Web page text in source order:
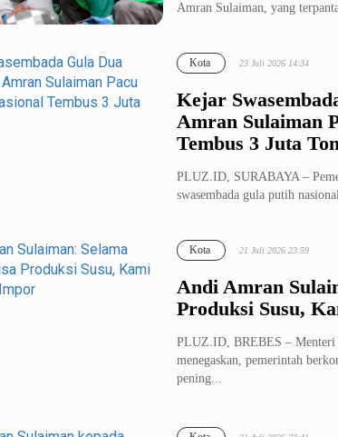
Amran Sulaiman, yang
Kejar
Amran Sulaiman
Tembus 3 Juta
Kota 23 Juli 2026 14:34
PLUZ.ID, SURABAYA –
swasembada gula putih
Andi Amran
Produksi Susu,
Kota 21 Juli 2026 23:59
PLUZ.ID, BREBES – Menteri
menegaskan, pemerintah
pening...